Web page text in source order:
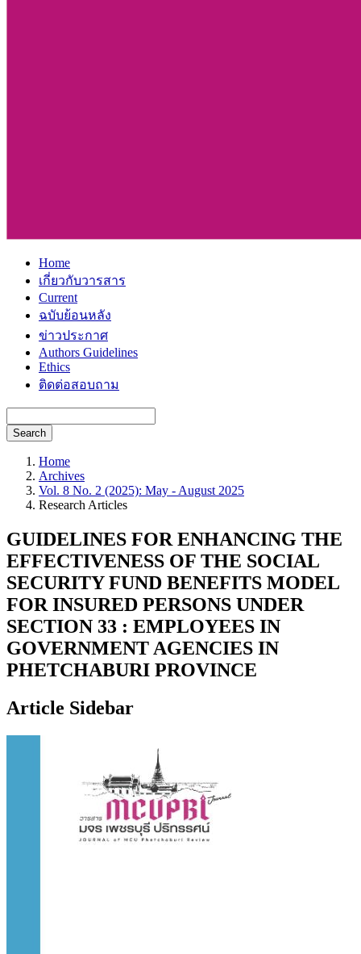
Home
เกี่ยวกับวารสาร
Current
ฉบับย้อนหลัง
ข่าวประกาศ
Authors Guidelines
Ethics
ติดต่อสอบถาม
Search
Home
Archives
Vol. 8 No. 2 (2025): May - August 2025
Research Articles
GUIDELINES FOR ENHANCING THE
EFFECTIVENESS OF THE SOCIAL
SECURITY FUND BENEFITS MODEL
FOR INSURED PERSONS UNDER
SECTION 33 : EMPLOYEES IN
GOVERNMENT AGENCIES IN
PHETCHABURI PROVINCE
Article Sidebar